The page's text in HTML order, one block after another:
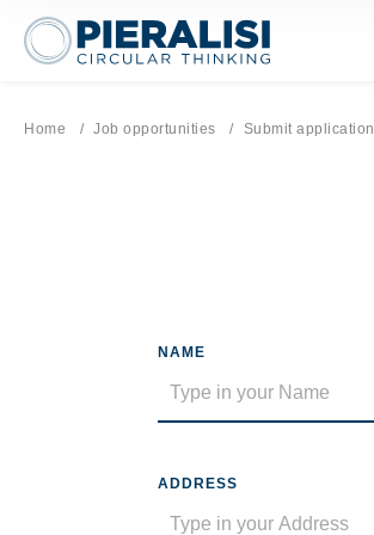
Pieralisi Maip Spa
Home Job opportunities Current page:
Submit application
NAME
ADDRESS